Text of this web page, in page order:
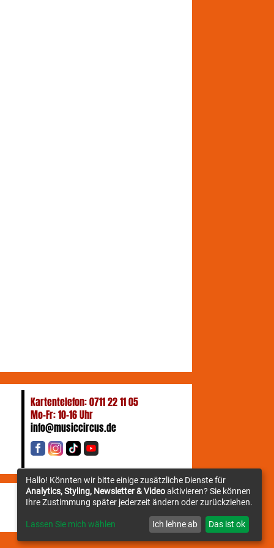
Kartentelefon: 0711 22 11 05
Mo-Fr: 10-16 Uhr
info@musiccircus.de
Newsletter
Hallo! Könnten wir bitte einige zusätzliche Dienste für
Analytics, Styling, Newsletter & Videoaktivieren? Sie können
Ihre Zustimmung später jederzeit ändern oder zurückziehen.
Lassen Sie mich wählen Ich lehne ab Das ist ok